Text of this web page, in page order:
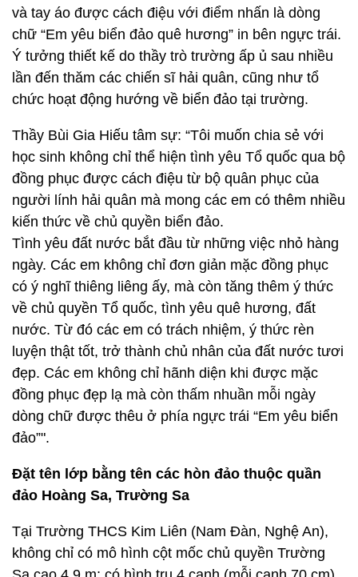
và tay áo được cách điệu với điểm nhấn là dòng
chữ “Em yêu biển đảo quê hương” in bên ngực trái.
Ý tưởng thiết kế do thầy trò trường ấp ủ sau nhiều
lần đến thăm các chiến sĩ hải quân, cũng như tổ
chức hoạt động hướng về biển đảo tại trường.
Thầy Bùi Gia Hiếu tâm sự: “Tôi muốn chia sẻ với
học sinh không chỉ thể hiện tình yêu Tổ quốc qua bộ
đồng phục được cách điệu từ bộ quân phục của
người lính hải quân mà mong các em có thêm nhiều
kiến thức về chủ quyền biển đảo.
Tình yêu đất nước bắt đầu từ những việc nhỏ hàng
ngày. Các em không chỉ đơn giản mặc đồng phục
có ý nghĩ thiêng liêng ấy, mà còn tăng thêm ý thức
về chủ quyền Tổ quốc, tình yêu quê hương, đất
nước. Từ đó các em có trách nhiệm, ý thức rèn
luyện thật tốt, trở thành chủ nhân của đất nước tươi
đẹp. Các em không chỉ hãnh diện khi được mặc
đồng phục đẹp lạ mà còn thấm nhuần mỗi ngày
dòng chữ được thêu ở phía ngực trái “Em yêu biển
đảo”".
Đặt tên lớp bằng tên các hòn đảo thuộc quần
đảo Hoàng Sa, Trường Sa
Tại Trường THCS Kim Liên (Nam Đàn, Nghệ An),
không chỉ có mô hình cột mốc chủ quyền Trường